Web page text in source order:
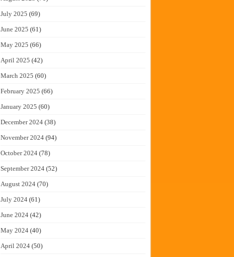
July 2025 (69)
June 2025 (61)
May 2025 (66)
April 2025 (42)
March 2025 (60)
February 2025 (66)
January 2025 (60)
December 2024 (38)
November 2024 (94)
October 2024 (78)
September 2024 (52)
August 2024 (70)
July 2024 (61)
June 2024 (42)
May 2024 (40)
April 2024 (50)